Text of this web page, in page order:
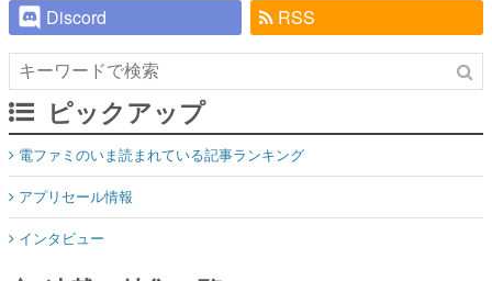
Discord
RSS
ピックアップ
電ファミのいま読まれている記事ランキング
アプリセール情報
インタビュー